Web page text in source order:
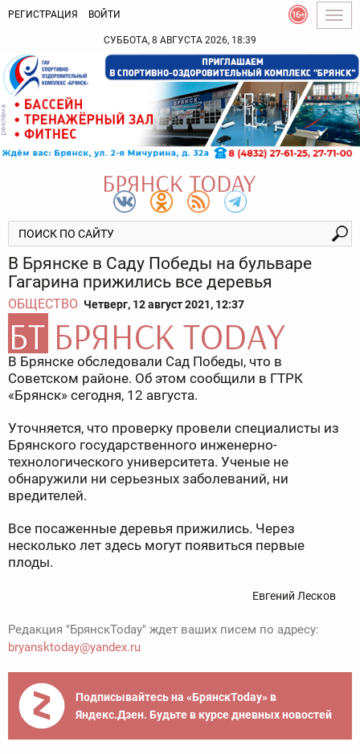
РЕГИСТРАЦИЯ ВОЙТИ
СУББОТА, 8 АВГУСТА 2026, 18:39
В Брянске в Саду Победы на бульваре
Гагарина прижились все деревья
ОБЩЕСТВО Четверг, 12 август 2021, 12:37
В Брянске обследовали Сад Победы, что в
Советском районе. Об этом сообщили в ГТРК
«Брянск» сегодня, 12 августа.
Уточняется, что проверку провели специалисты из
Брянского государственного инженерно-
технологического университета. Ученые не
обнаружили ни серьезных заболеваний, ни
вредителей.
Все посаженные деревья прижились. Через
несколько лет здесь могут появиться первые
плоды.
Евгений Лесков
Редакция "БрянскToday" ждет ваших писем по адресу:
bryansktoday@yandex.ru
Подписывайтесь на «БрянскToday» в
Яндекс.Дзен. Будьте в курсе дневных новостей